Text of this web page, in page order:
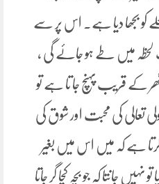
کو بجھا دیا ہے۔ اس پر سے
میں طے ہو جائے گی ،
کے قریب پہنچ جا تا ہے تو
تعالی کی محبت اور شوق کی
ہے کہ میں اس میں بغیر
جانتا کہ جو بچہ کچا گر جاتا